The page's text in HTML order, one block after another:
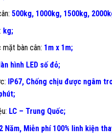
500kg, 1000kg, 1500kg,
kg;
mặt bàn cân: 1m x 1m;
hình LED số đỏ;
IP67, Chống chịu được ngâm
LC – Trung Quốc;
2 Năm, Miễn phí 100% linh kiện